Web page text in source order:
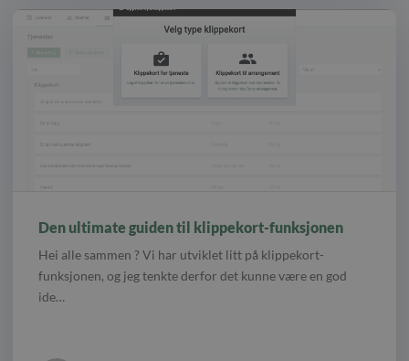
Den ultimate guiden til klippekort-funksjonen
Hei alle sammen ? Vi har utviklet litt på klippekort-
funksjonen, og jeg tenkte derfor det kunne være en god
ide…